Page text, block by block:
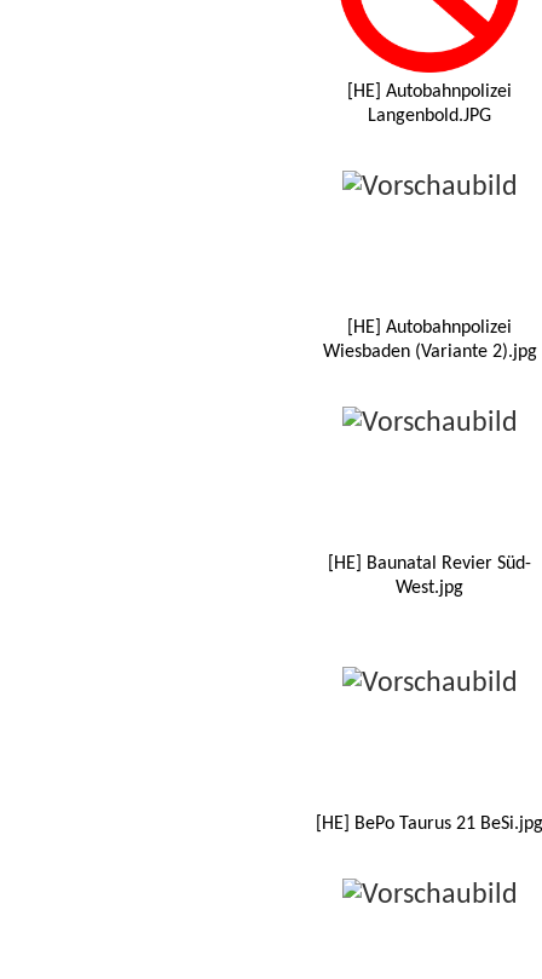
[HE] Autobahnpolizei
Langenbold.JPG
[HE] Autobahnpolizei
Wiesbaden (Variante 2).jpg
[HE] Baunatal Revier Süd-
West.jpg
[HE] BePo Taurus 21 BeSi.jpg